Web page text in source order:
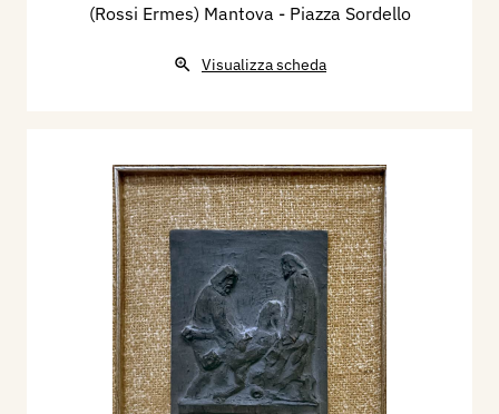
(Rossi Ermes) Mantova - Piazza Sordello
Visualizza scheda